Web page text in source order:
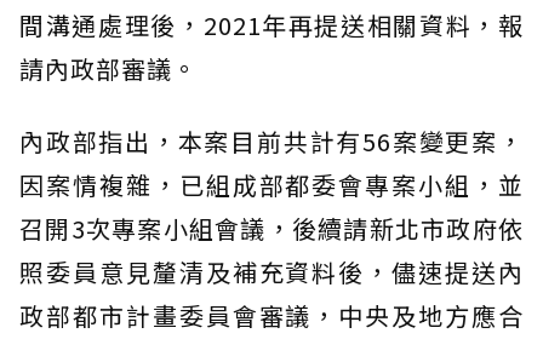
間溝通處理後，2021年再提送相關資料，報
請內政部審議。
內政部指出，本案目前共計有56案變更案，
因案情複雜，已組成部都委會專案小組，並
召開3次專案小組會議，後續請新北市政府依
照委員意見釐清及補充資料後，儘速提送內
政部都市計畫委員會審議，中央及地方應合